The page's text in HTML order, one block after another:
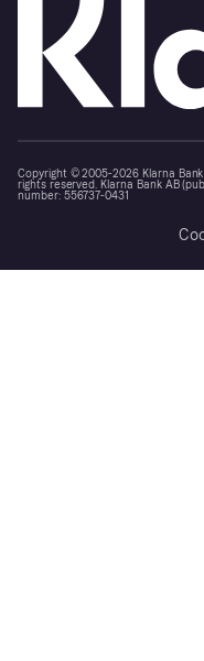
Copyright © 2005-2026 Klarna Bank
rights reserved. Klarna Bank AB
number: 556737-0431